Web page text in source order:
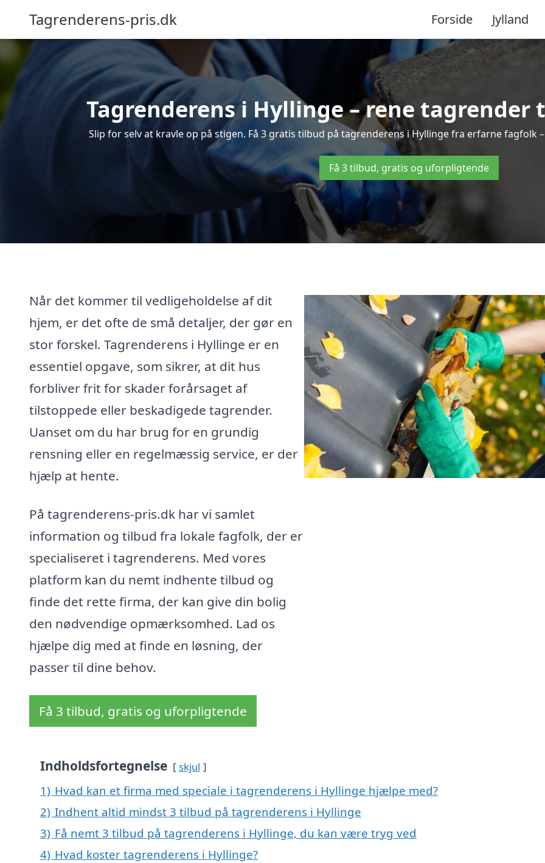
Tagrenderens-pris.dk Forside Jylland
Tagrenderens i Hyllinge – rene
Slip for selv at kravle op på stigen. Få 3 gratis tilbud på tagrenderens i Hyllinge fra erfarne
Få 3 tilbud, gratis og uforpligtende
Når det kommer til vedligeholdelse af dit
hjem, er det ofte de små detaljer, der gør en
stor forskel. Tagrenderens i Hyllinge er en
essentiel opgave, som sikrer, at dit hus
forbliver frit for skader forårsaget af
tilstoppede eller beskadigede tagrender.
Uanset om du har brug for en grundig
rensning eller en regelmæssig service, er der
hjælp at hente.
På tagrenderens-pris.dk har vi samlet
information og tilbud fra lokale fagfolk, der er
specialiseret i tagrenderens. Med vores
platform kan du nemt indhente tilbud og
finde det rette firma, der kan give din bolig
den nødvendige opmærksomhed. Lad os
hjælpe dig med at finde en løsning, der
passer til dine behov.
Få 3 tilbud, gratis og uforpligtende
Indholdsfortegnelse skjul
1) Hvad kan et firma med speciale i tagrenderens i Hyllinge hjælpe med?
2) Indhent altid mindst 3 tilbud på tagrenderens i Hyllinge
3) Få nemt 3 tilbud på tagrenderens i Hyllinge, du kan være tryg ved
4) Hvad koster tagrenderens i Hyllinge?